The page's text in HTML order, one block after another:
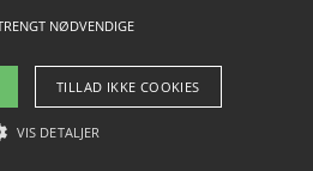
2026 - Pilanto Aps
NØDVENDIGE
TILLAD IKKE COOKIES
VIS DETALJER